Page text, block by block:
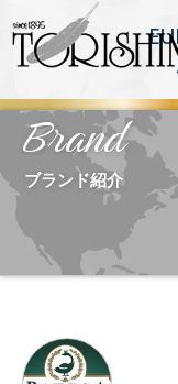
Brand
ブランド紹介